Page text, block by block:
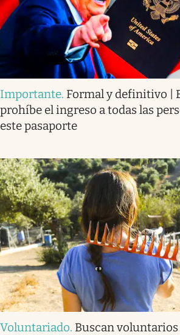
Importante. Formal y definitivo |
prohíbe el ingreso a todas las
este pasaporte
Voluntariado. Buscan